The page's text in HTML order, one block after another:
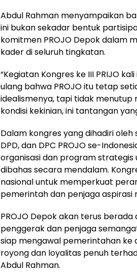
Abdul Rahman menyampaikan
ini bukan sekadar bentuk
komitmen PROJO Depok dalam
kader di seluruh tingkatan.
“Kegiatan Kongres ke III PRIJO
ulang bahwa PROJO itu tetap
idealismenya, tapi tidak
kondisi kekinian, ini tantangan
Dalam kongres yang dihadiri oleh
DPD, dan DPC PROJO se-
organisasi dan program
dibahas secara mendalam.
nasional untuk memperkuat
pemerintah dan penjaga aspirasi
PROJO Depok akan terus
penggerak dan penjaga
siap mengawal pemerintahan
royong dan loyalitas penuh
Abdul Rahman.